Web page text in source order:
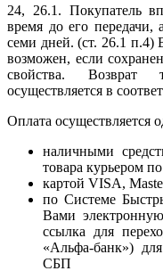
24, 26.1. Покупатель
время до его передачи,
семи дней. (ст. 26.1 п.4)
возможен, если
свойства. Возврат
осуществляется в
Оплата осуществляется
наличными
товара курьером
картой VISA,
по Системе
Вами
ссылка для
«Альфа-банк»)
СБП